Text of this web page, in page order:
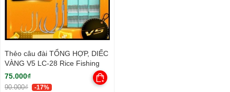
Thẻo câu đài TỔNG HỢP, DIẾC
VÀNG V5 LC-28 Rice Fishing
75.000₫
90.000₫ -17%